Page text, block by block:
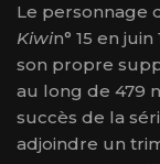
Le personnage
Kiwin° 15 en
son propre
au long de 479
succès de la
adjoindre un